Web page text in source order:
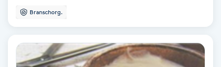
Olaplexbehandling
Ombre
Branschorg.